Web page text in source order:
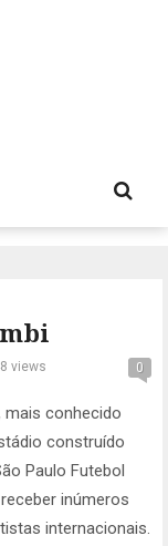
views 0
mais conhecido
construído
Paulo Futebol
inúmeros
internacionais.